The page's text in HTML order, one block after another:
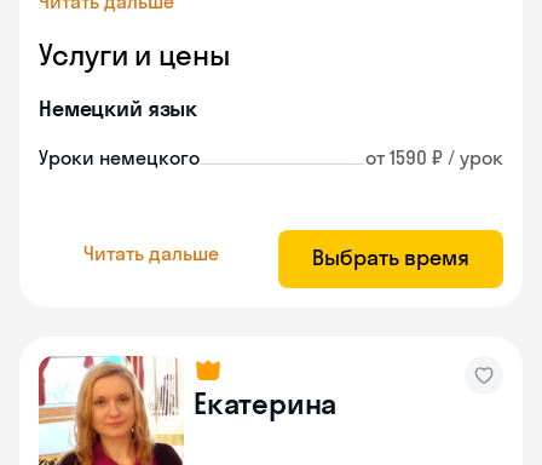
Услуги и цены
Немецкий язык
Уроки немецкого от 1590 ₽ / урок
Читать дальше Выбрать время
Екатерина